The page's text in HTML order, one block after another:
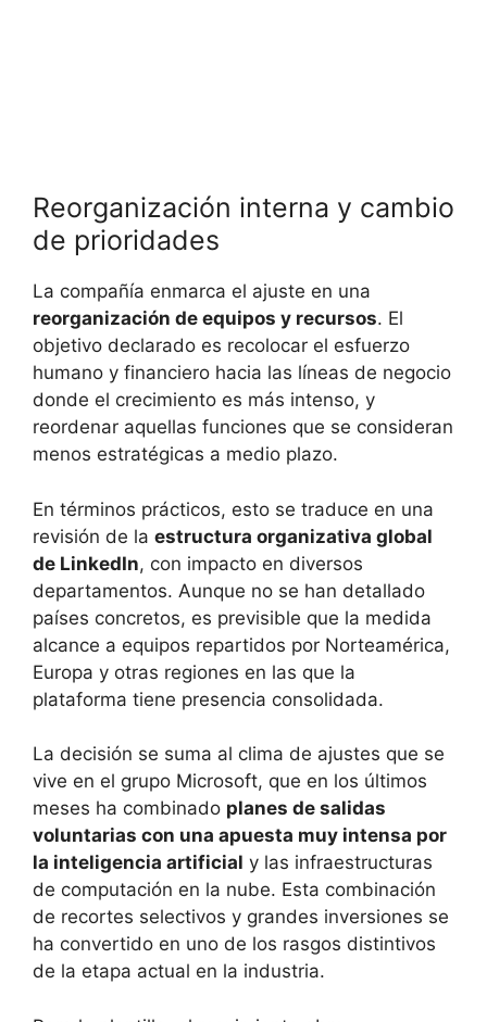
Reorganización interna y cambio
de prioridades
La compañía enmarca el ajuste en una
reorganización de equipos y recursos. El
objetivo declarado es recolocar el esfuerzo
humano y financiero hacia las líneas de negocio
donde el crecimiento es más intenso, y
reordenar aquellas funciones que se consideran
menos estratégicas a medio plazo.
En términos prácticos, esto se traduce en una
revisión de la estructura organizativa global
de LinkedIn, con impacto en diversos
departamentos. Aunque no se han detallado
países concretos, es previsible que la medida
alcance a equipos repartidos por Norteamérica,
Europa y otras regiones en las que la
plataforma tiene presencia consolidada.
La decisión se suma al clima de ajustes que se
vive en el grupo Microsoft, que en los últimos
meses ha combinado planes de salidas
voluntarias con una apuesta muy intensa por
la inteligencia artificial y las infraestructuras
de computación en la nube. Esta combinación
de recortes selectivos y grandes inversiones se
ha convertido en uno de los rasgos distintivos
de la etapa actual en la industria.